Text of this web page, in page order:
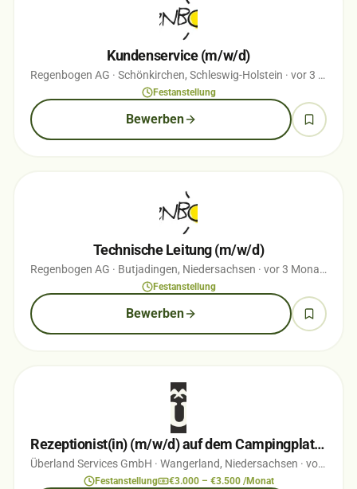
Kundenservice (m/w/d)
Regenbogen AG · Schönkirchen, Schleswig-Holstein · vor 3 Monaten
Festanstellung
Bewerben
Technische Leitung (m/w/d)
Regenbogen AG · Butjadingen, Niedersachsen · vor 3 Monaten
Festanstellung
Bewerben
Rezeptionist(in) (m/w/d) auf dem Campingplatz Hooksiel
Überland Services GmbH · Wangerland, Niedersachsen · vor 3 Monaten
Festanstellung €3.000 – €3.500 /Monat